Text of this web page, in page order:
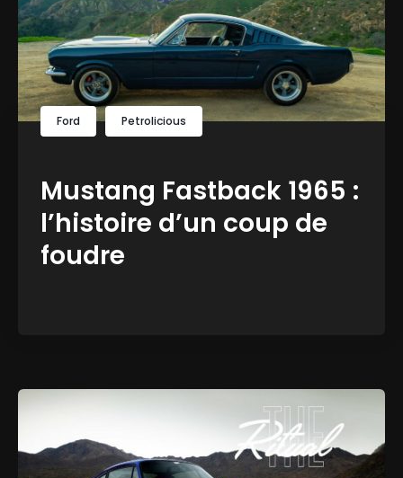
Ford Petrolicious
Mustang Fastback 1965 :
l’histoire d’un coup de
foudre